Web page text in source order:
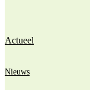
Actueel
Nieuws